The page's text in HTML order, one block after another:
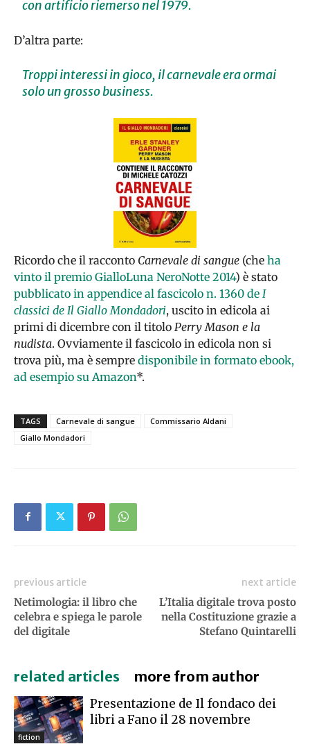
con artificio riemerso nel 1979.
D’altra parte:
Troppi interessi in gioco, il carnevale era ormai
solo un grosso business.
Ricordo che il racconto Carnevale di sangue (che ha
vinto il premio GialloLuna NeroNotte 2014) è stato
pubblicato in appendice al fascicolo n. 1360 de I
classici de Il Giallo Mondadori, uscito in edicola ai
primi di dicembre con il titolo Perry Mason e la
nudista. Ovviamente il fascicolo in edicola non si
trova più, ma è sempre disponibile in formato ebook,
ad esempio su Amazon*.
TAGS Carnevale di sangue
Commissario Aldani
Giallo Mondadori
previous article
Netimologia: il libro che
celebra e spiega le parole
del digitale
next article
L’Italia digitale trova posto
nella Costituzione grazie a
Stefano Quintarelli
related articles more from author
fiction
Presentazione de Il fondaco dei
libri a Fano il 28 novembre